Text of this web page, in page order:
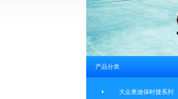
产品分类
大众奥迪保时捷系列